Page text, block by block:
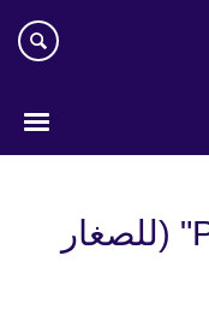
تطبيق "Premier Skills" (للصغار